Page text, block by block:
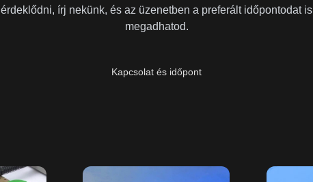
érdeklődni, írj nekünk, és az üzenetben a preferált időpontodat is
megadhatod.
Kapcsolat és időpont